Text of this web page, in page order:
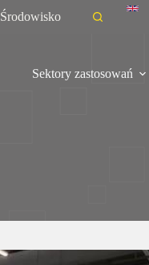
Środowisko
Sektory zastosowań